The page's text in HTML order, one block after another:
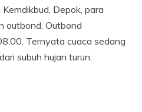
Depok, para
outbond. Outbond
Ternyata cuaca sedang
subuh hujan turun.